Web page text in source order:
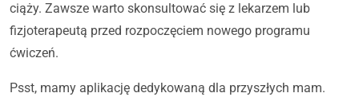
ciąży. Zawsze warto skonsultować się z lekarzem lub
fizjoterapeutą przed rozpoczęciem nowego programu
ćwiczeń.
Psst, mamy aplikację dedykowaną dla przyszłych mam.